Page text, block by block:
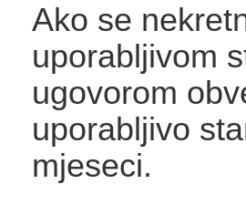
Ako se
uporabljivom
ugovorom
uporabljivo
mjeseci.